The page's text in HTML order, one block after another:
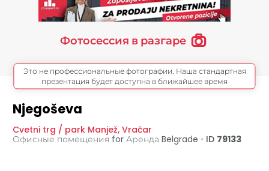
Фотосессия в разгаре
Это не профессиональные фотографии. Наша стандартная
презентация будет доступна в ближайшее время
Njegoševa
Cvetni trg / park Manjež, Vračar
Офисные помещения for Аренда Belgrade • ID 79133